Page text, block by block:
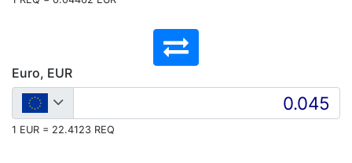
Euro, EUR
1 EUR = 22.4123 REQ